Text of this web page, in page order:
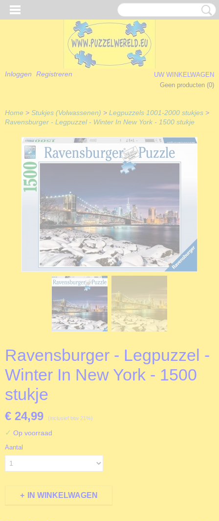
Inloggen Registreren
UW WINKELWAGEN
Geen producten (0)
Home > Stukjes (Volwassenen) > Legpuzzels 1001-2000 stukjes >
Ravensburger - Legpuzzel - Winter In New York - 1500 stukje
Ravensburger - Legpuzzel -
Winter In New York - 1500
stukje
€ 24,99 (inclusief btw 21%)
✓ Op voorraad
Aantal
IN WINKELWAGEN